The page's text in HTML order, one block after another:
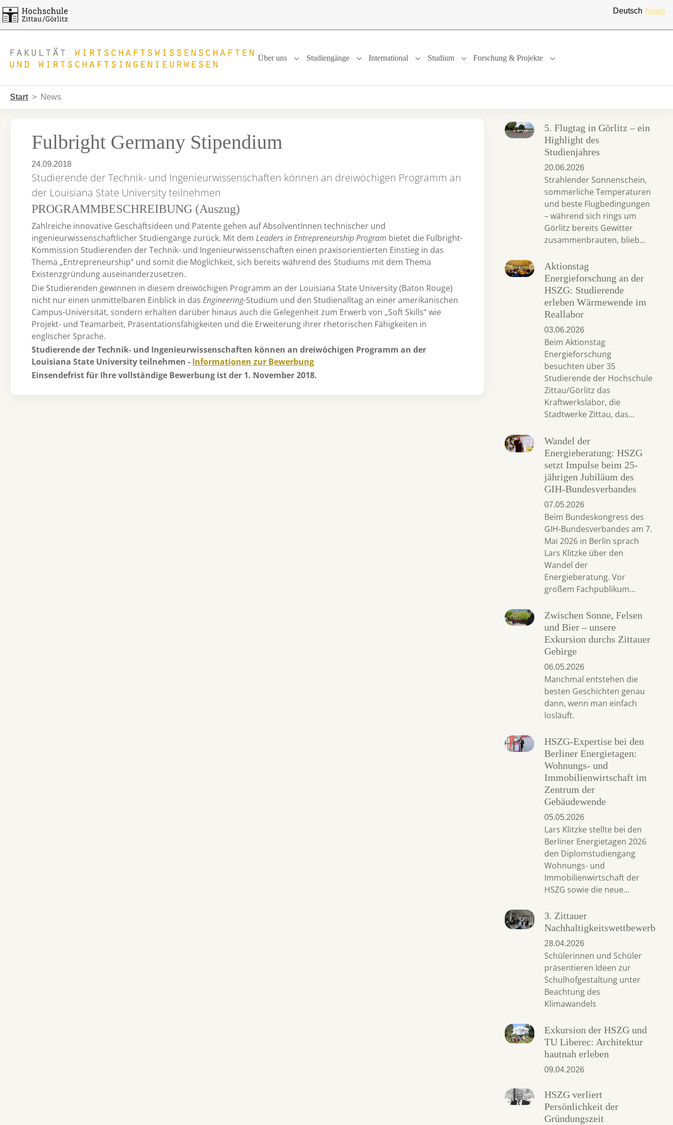
Deutsch News
Über uns
Submenu for "Über uns"
Studiengänge
Submenu for "Studiengänge"
International
Submenu for "International"
Studium
Submenu for "Studium"
Forschung & Projekte
Submenu for "Forschung & Projekte"
Start News
Fulbright Germany Stipendium
24.09.2018
Studierende der Technik- und Ingenieurwissenschaften können an dreiwöchigen Programm an
der Louisiana State University teilnehmen
PROGRAMMBESCHREIBUNG (Auszug)
Zahlreiche innovative Geschäftsideen und Patente gehen auf AbsolventInnen technischer und
ingenieurwissenschaftlicher Studiengänge zurück. Mit dem Leaders in Entrepreneurship Program bietet die Fulbright-
Kommission Studierenden der Technik- und Ingenieurwissenschaften einen praxisorientierten Einstieg in das
Thema „Entrepreneurship“ und somit die Möglichkeit, sich bereits während des Studiums mit dem Thema
Existenzgründung auseinanderzusetzen.
Die Studierenden gewinnen in diesem dreiwöchigen Programm an der Louisiana State University (Baton Rouge)
nicht nur einen unmittelbaren Einblick in das Engineering-Studium und den Studienalltag an einer amerikanischen
Campus-Universität, sondern erhalten darüber hinaus auch die Gelegenheit zum Erwerb von „Soft Skills“ wie
Projekt- und Teamarbeit, Präsentationsfähigkeiten und die Erweiterung ihrer rhetorischen Fähigkeiten in
englischer Sprache.
Studierende der Technik- und Ingenieurwissenschaften können an dreiwöchigen Programm an der
Louisiana State University teilnehmen - Informationen zur Bewerbung
Einsendefrist für Ihre vollständige Bewerbung ist der 1. November 2018.
5. Flugtag in Görlitz – ein
Highlight des
Studienjahres
20.06.2026
Strahlender Sonnenschein,
sommerliche Temperaturen
und beste Flugbedingungen
– während sich rings um
Görlitz bereits Gewitter
zusammenbrauten, blieb…
Aktionstag
Energieforschung an der
HSZG: Studierende
erleben Wärmewende im
Reallabor
03.06.2026
Beim Aktionstag
Energieforschung
besuchten über 35
Studierende der Hochschule
Zittau/Görlitz das
Kraftwerkslabor, die
Stadtwerke Zittau, das…
Wandel der
Energieberatung: HSZG
setzt Impulse beim 25-
jährigen Jubiläum des
GIH-Bundesverbandes
07.05.2026
Beim Bundeskongress des
GIH-Bundesverbandes am 7.
Mai 2026 in Berlin sprach
Lars Klitzke über den
Wandel der
Energieberatung. Vor
großem Fachpublikum…
Zwischen Sonne, Felsen
und Bier – unsere
Exkursion durchs Zittauer
Gebirge
06.05.2026
Manchmal entstehen die
besten Geschichten genau
dann, wenn man einfach
losläuft.
HSZG-Expertise bei den
Berliner Energietagen:
Wohnungs- und
Immobilienwirtschaft im
Zentrum der
Gebäudewende
05.05.2026
Lars Klitzke stellte bei den
Berliner Energietagen 2026
den Diplomstudiengang
Wohnungs- und
Immobilienwirtschaft der
HSZG sowie die neue…
3. Zittauer
Nachhaltigkeitswettbewerb
28.04.2026
Schülerinnen und Schüler
präsentieren Ideen zur
Schulhofgestaltung unter
Beachtung des
Klimawandels
Exkursion der HSZG und
TU Liberec: Architektur
hautnah erleben
09.04.2026
HSZG verliert
Persönlichkeit der
Gründungszeit